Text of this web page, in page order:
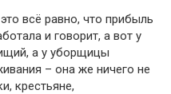
всё равно, что прибыль
и говорит, а вот у
а у уборщицы
– она же ничего не
крестьяне,